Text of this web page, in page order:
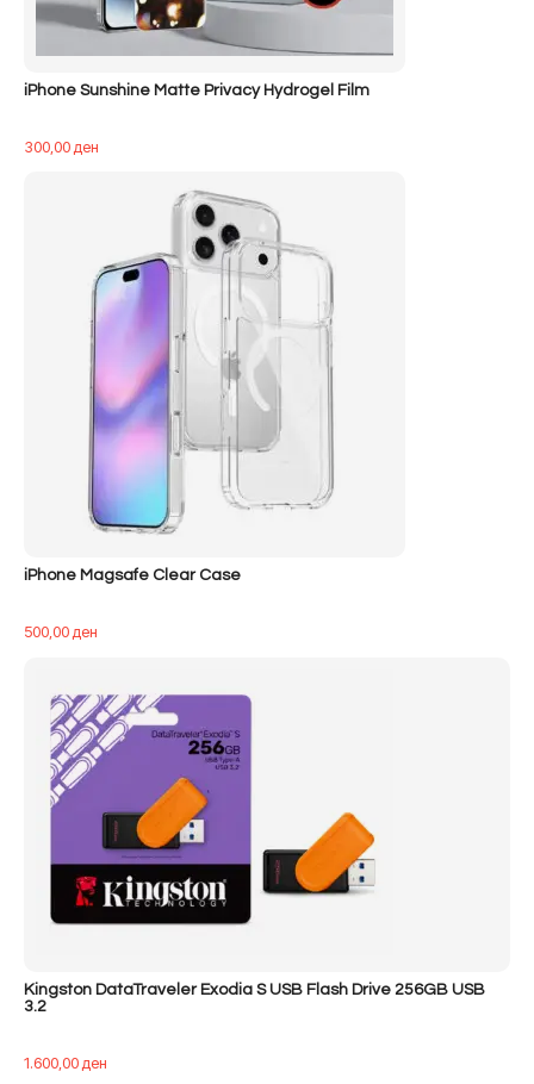
iPhone Sunshine Matte Privacy Hydrogel Film
300,00ден
iPhone Magsafe Clear Case
500,00ден
Kingston DataTraveler Exodia S USB Flash Drive 256GB USB
3.2
1.600,00ден